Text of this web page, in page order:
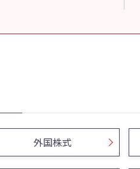
外国株式